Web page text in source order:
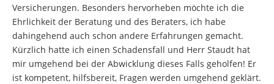
Versicherungen. Besonders hervorheben möchte ich die
Ehrlichkeit der Beratung und des Beraters, ich habe
dahingehend auch schon andere Erfahrungen gemacht.
Kürzlich hatte ich einen Schadensfall und Herr Staudt hat
mir umgehend bei der Abwicklung dieses Falls geholfen! Er
ist kompetent, hilfsbereit, Fragen werden umgehend geklärt.